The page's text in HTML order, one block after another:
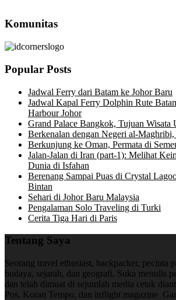
Komunitas
Popular Posts
Jadwal Ferry dari Batam ke Johor Baru
Jadwal Kapal Ferry Dolphin Rute
Harbour Johor
Grand Palace Bangkok, Tujuan Wisata
Berkenalan dengan Negeri al-
Berkunjung ke Oman, Permata di
Jalan-Jalan di Iran (part-1): Melihat
Dunia di Isfahan
Berenang Sampai Puas di Crystal
Bintan
Sehari di Johor Baru Malaysia
Pengalaman Solo Traveling di Turki
Cerita Tiga Hari di Paris
Tentang Saya
Seorang travel ethusiast, backpacker, pecinta
budaya, sejarah, dan geografi. Suka menulis
dan telah dimuat di sejumlah media cetak
Pos, Koran Tempo, dan inflight magazine